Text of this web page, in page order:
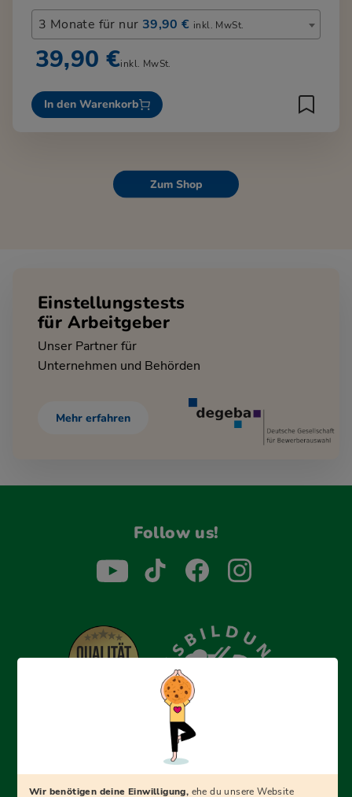
3 Monate für nur 39,90 € inkl. MwSt.
39,90 €inkl. MwSt.
In den Warenkorb
Zum Shop
Einstellungstests
für Arbeitgeber
Unser Partner für
Unternehmen und Behörden
Mehr erfahren
Follow us!
Erfolgreich bewerben mit Ausbildungspark: Wir
begleiten dich Schritt für Schritt bei deinem Start in den
Wir benötigen deine Einwilligung, ehe du unsere Website